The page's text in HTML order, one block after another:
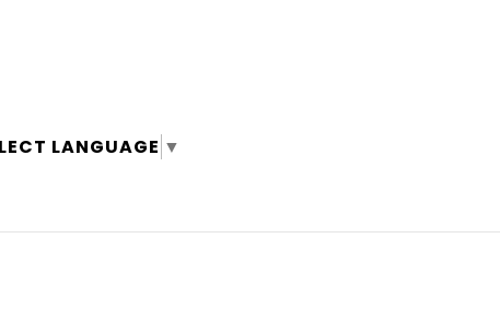
LANGUAGE ▼